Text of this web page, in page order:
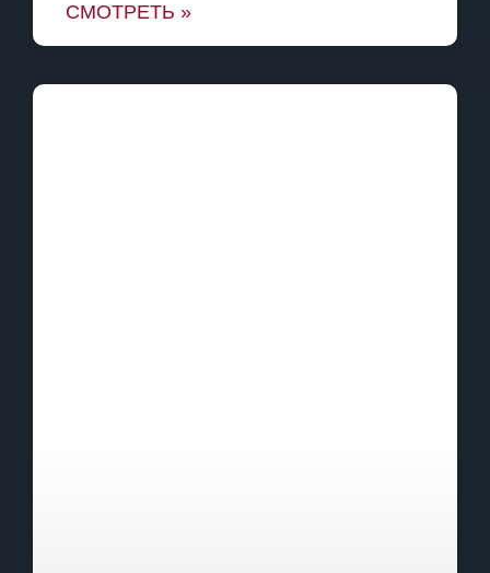
СМОТРЕТЬ »